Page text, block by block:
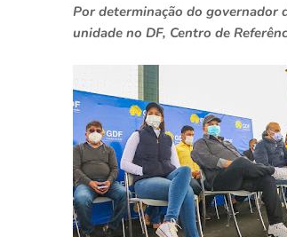
Por determinação do governador
unidade no DF, Centro de